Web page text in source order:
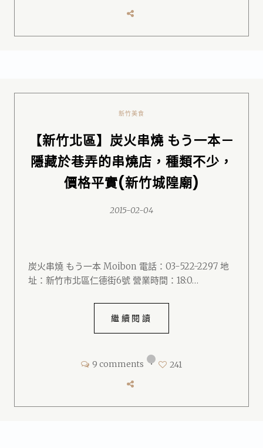
新竹美食
【新竹北區】炭火串燒 もう一本－
隱藏於巷弄的串燒店，種類不少，
價格平實(新竹城隍廟)
2015-02-04
炭火串燒 もう一本 Moibon 電話：03-522-2297 地
址：新竹市北區仁德街6號 營業時間：18:0…
繼續閱讀
9 comments • 241